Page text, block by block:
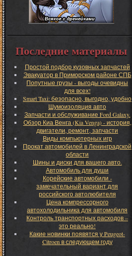
Последние материалы
Простой подбор кузовных запчастей
Эвакуатор в Приморском районе СПБ
Попутные грузы - выгоды очевидны
для всех!
Smart Taxi: безопасно, выгодно, удобно
Шумоизоляция авто
Запчасти и обслуживание Ford Galaxy.
Обзор Киа Венга (Kia Venga) - история,
двигатели, ремонт, запчасти
Виды компьютерных игр
Прокат автомобилей в Ленинградской
области
Шины и диски для вашего авто.
Автомобиль для души
Корейские автомобили -
замечательный вариант для
российского автолюбителя
Цена компрессорного
автохолодильника для автомобиля
Контроль транспортных расходов –
это реально!
Какие новинки появятся у Peugeot-
Citroen в следующем году